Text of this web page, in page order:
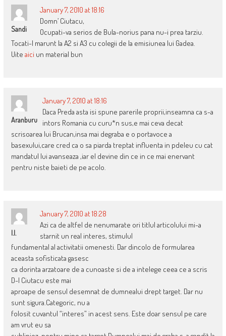
Sandi
January 7, 2010 at 18:16
Domn’ Ciutacu,
Ocupati-va serios de Bula-norius pana nu-i prea tarziu.
Tocati-l marunt la A2 si A3 cu colegii de la emisiunea lui Gadea.
Uite aici un material bun
Aranburu
January 7, 2010 at 18:16
Daca Preda asta isi spune parerile proprii,inseamna ca s-a
intors Romania cu curu*n sus,e mai ceva decat
scrisoarea lui Brucan,insa mai degraba e o portavoce a
basexului,care cred ca o sa piarda treptat influenta in pdeleu cu cat
mandatul lui avanseaza ,iar el devine din ce in ce mai enervant
pentru niste baieti de pe acolo.
I.I.
January 7, 2010 at 18:28
Azi ca de altfel de nenumarate ori titlul articolului mi-a
starnit un real interes, stimulul
fundamental al activitatii omenesti. Dar dincolo de formularea
aceasta sofisticata gasesc
ca dorinta arzatoare de a cunoaste si de a intelege ceea ce a scris
D-l Ciutacu este mai
aproape de sensul desemnat de dumnealui drept target. Dar nu
sunt sigura.Categoric, nu a
folosit cuvantul “interes” in acest sens. Este doar sensul pe care
am vrut eu sa